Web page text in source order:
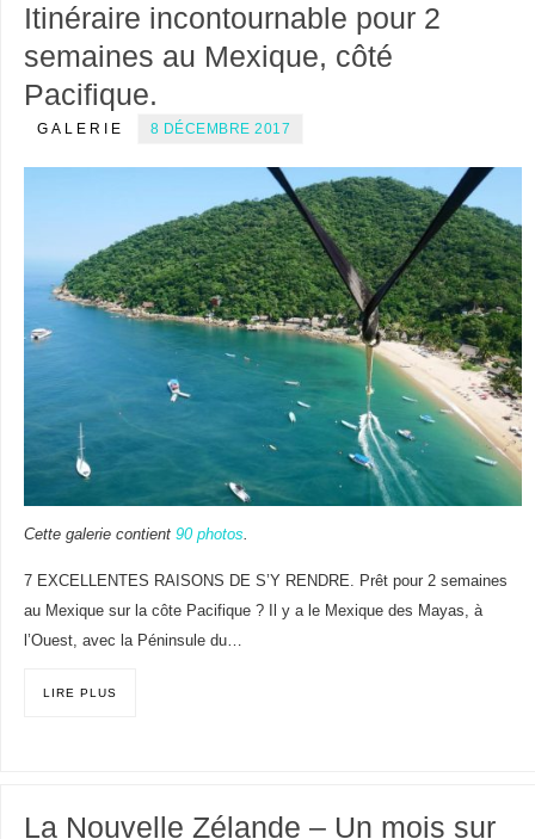
Itinéraire incontournable pour 2
semaines au Mexique, côté
Pacifique.
GALERIE 8 DÉCEMBRE 2017
Cette galerie contient 90 photos.
7 EXCELLENTES RAISONS DE S’Y RENDRE. Prêt pour 2 semaines
au Mexique sur la côte Pacifique ? Il y a le Mexique des Mayas, à
l’Ouest, avec la Péninsule du…
LIRE PLUS
La Nouvelle Zélande – Un mois sur